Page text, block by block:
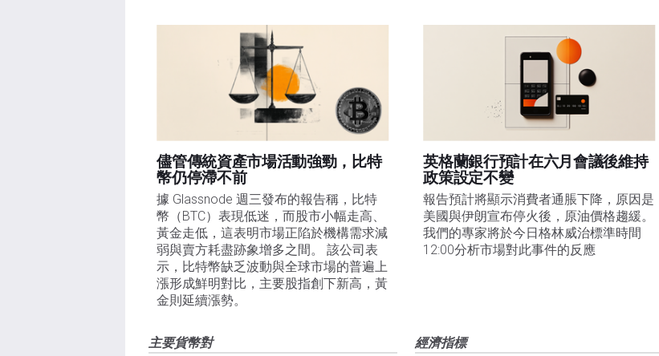
儘管傳統資產市場活動強勁，比特
幣仍停滯不前
據 Glassnode 週三發布的報告稱，比特
幣（BTC）表現低迷，而股市小幅走高、
黃金走低，這表明市場正陷於機構需求減
弱與賣方耗盡跡象增多之間。 該公司表
示，比特幣缺乏波動與全球市場的普遍上
漲形成鮮明對比，主要股指創下新高，黃
金則延續漲勢。
英格蘭銀行預計在六月會議後維持
政策設定不變
報告預計將顯示消費者通脹下降，原因是
美國與伊朗宣布停火後，原油價格趨緩。
我們的專家將於今日格林威治標準時間
12:00分析市場對此事件的反應
主要貨幣對 經濟指標